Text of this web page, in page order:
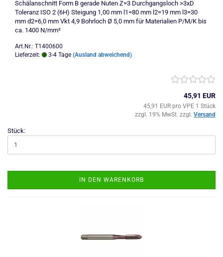
Schälanschnitt Form B gerade Nuten Z=3 Durchgangsloch >3xD
Toleranz ISO 2 (6H) Steigung 1,00 mm l1=80 mm l2=19 mm l3=30
mm d2=6,0 mm Vkt 4,9 Bohrloch Ø 5,0 mm für Materialien P/M/K bis
ca. 1400 N/mm²
Art.Nr.: T1400600
Lieferzeit:
3-4 Tage (Ausland abweichend)
45,91 EUR
45,91 EUR pro VPE 1 Stück
zzgl. 19% MwSt. zzgl. Versand
Stück:
IN DEN WARENKORB